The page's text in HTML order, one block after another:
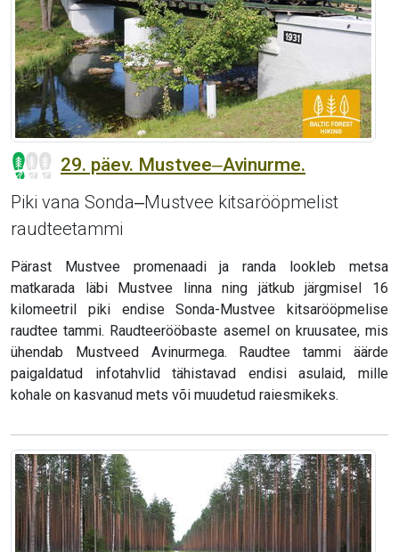
29. päev. Mustvee‒Avinurme.
Piki vana Sonda‒Mustvee kitsarööpmelist
raudteetammi
Pärast Mustvee promenaadi ja randa lookleb metsa
matkarada läbi Mustvee linna ning jätkub järgmisel 16
kilomeetril piki endise Sonda-Mustvee kitsarööpmelise
raudtee tammi. Raudteerööbaste asemel on kruusatee, mis
ühendab Mustveed Avinurmega. Raudtee tammi äärde
paigaldatud infotahvlid tähistavad endisi asulaid, mille
kohale on kasvanud mets või muudetud raiesmikeks.